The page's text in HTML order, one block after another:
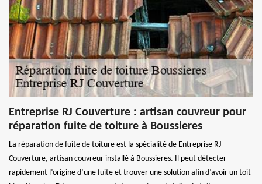
Entreprise RJ Couverture : artisan couvreur pour
réparation fuite de toiture à Boussieres
La réparation de fuite de toiture est la spécialité de Entreprise RJ
Couverture, artisan couvreur installé à Boussieres. Il peut détecter
rapidement l’origine d’une fuite et trouver une solution afin d’avoir un toit